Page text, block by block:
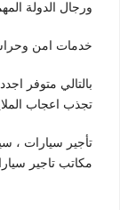
ورجال الدولة
خدمات امن
بالتالي متوفر
تجذب اعجاب
تأجير سيارات ،
مكاتب تاجير